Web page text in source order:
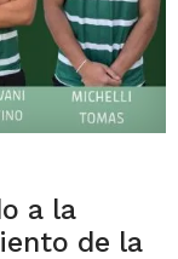
a la
de la